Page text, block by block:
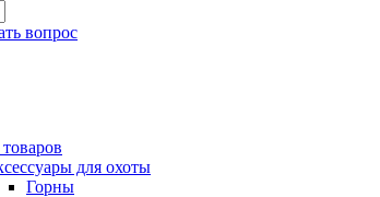
вопрос
для охоты
Горны